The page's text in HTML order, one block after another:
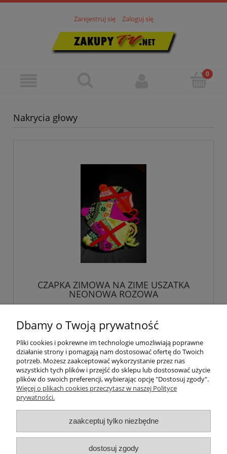
Zarejestruj się Zaloguj się
Nakrycia głowy
CZAPKA ZIMOWA NA ZIME USZATKA
NEONOWA ROZOWA
21,39 zł
do koszyka
Pomoc
Dbamy o Twoją prywatność
Pliki cookies i pokrewne im technologie umożliwiają poprawne
działanie strony i pomagają nam dostosować ofertę do Twoich
potrzeb. Możesz zaakceptować wykorzystanie przez nas
wszystkich tych plików i przejść do sklepu lub dostosować użycie
plików do swoich preferencji, wybierając opcję "Dostosuj zgody".
Więcej o plikach cookies przeczytasz w naszej Polityce
prywatności.
zaakceptuj tylko niezbędne
dostosuj zgody